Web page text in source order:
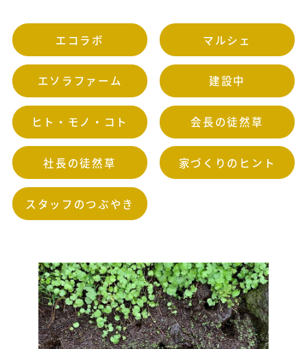
エコラボ マルシェ
エソラファーム 建設中
ヒト・モノ・コト 会長の徒然草
社長の徒然草 家づくりのヒント
スタッフのつぶやき